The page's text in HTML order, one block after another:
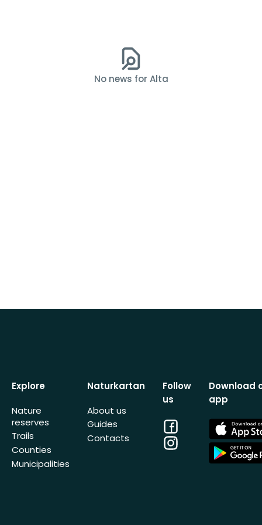
No news for Alta
Explore
Nature
reserves
Trails
Counties
Municipalities
Naturkartan
About us
Guides
Contacts
Follow
us
Facebook
Instagram
Download
app
App
Store
App
Store